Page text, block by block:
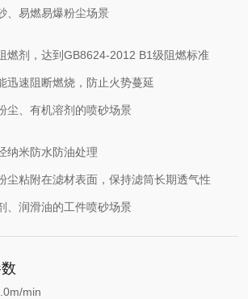
、易燃易爆粉尘场景
燃剂，达到GB8624-2012 B1级阻燃标准
迅速阻断燃烧，防止火势蔓延
尘、有机溶剂的喷砂场景
纳米防水防油处理
尘粘附在滤材表面，保持滤筒长期透气性
、润滑油的工件喷砂场景
min